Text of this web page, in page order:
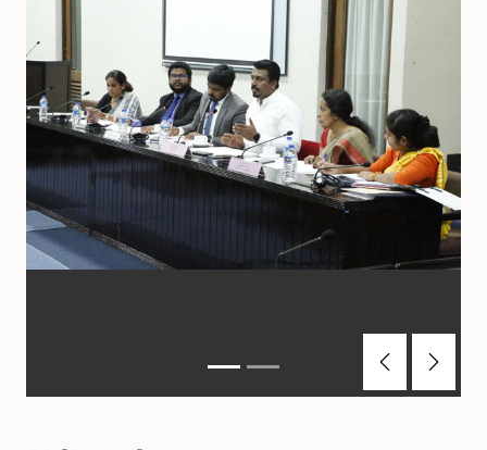
PreviousNext